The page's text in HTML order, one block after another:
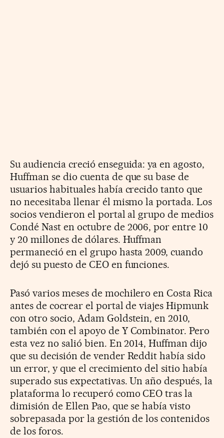
Su audiencia creció enseguida: ya en agosto,
Huffman se dio cuenta de que su base de
usuarios habituales había crecido tanto que
no necesitaba llenar él mismo la portada. Los
socios vendieron el portal al grupo de medios
Condé Nast en octubre de 2006, por entre 10
y 20 millones de dólares. Huffman
permaneció en el grupo hasta 2009, cuando
dejó su puesto de CEO en funciones.
Pasó varios meses de mochilero en Costa Rica
antes de cocrear el portal de viajes Hipmunk
con otro socio, Adam Goldstein, en 2010,
también con el apoyo de Y Combinator. Pero
esta vez no salió bien. En 2014, Huffman dijo
que su decisión de vender Reddit había sido
un error, y que el crecimiento del sitio había
superado sus expectativas. Un año después, la
plataforma lo recuperó como CEO tras la
dimisión de Ellen Pao, que se había visto
sobrepasada por la gestión de los contenidos
de los foros.